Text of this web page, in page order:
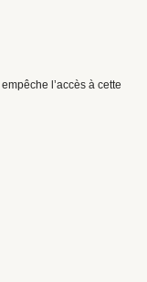
l’accès à cette